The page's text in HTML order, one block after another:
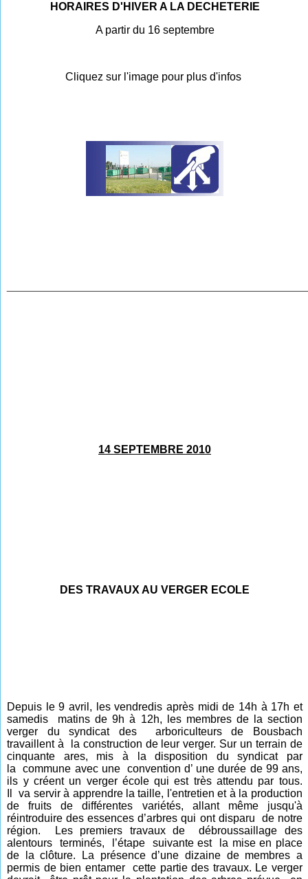
HORAIRES D'HIVER A LA DECHETERIE
A partir du 16 septembre
Cliquez sur l'image pour plus d'infos
14 SEPTEMBRE 2010
DES TRAVAUX AU VERGER ECOLE
Depuis le 9 avril, les vendredis après midi de 14h à 17h et
samedis
matins de 9h à 12h, les membres de la section
verger du syndicat des
arboriculteurs de Bousbach
travaillent à
la construction de leur verger. Sur un terrain de
cinquante ares, mis à la disposition du syndicat par
la
commune avec une
convention d’ une durée de 99 ans,
ils y créent un verger école qui est très attendu par tous.
va servir à apprendre la taille, l'entretien età la production
de fruits de différentes variétés, allant même jusqu'à
réintroduire des essences d’arbres qui ont disparu
de notre
région.
Les premiers travaux de
débroussaillage des
alentours
terminés, l’étape suivante est
la mise en place
de la clôture. La présence d’une dizaine de membres a
permis de bien entamer
cette partie des travaux. Le verger